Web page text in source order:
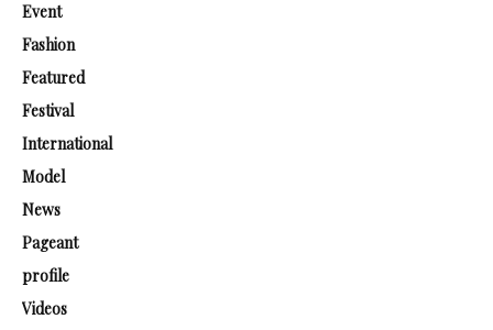
Event
Fashion
Featured
Festival
International
Model
News
Pageant
profile
Videos